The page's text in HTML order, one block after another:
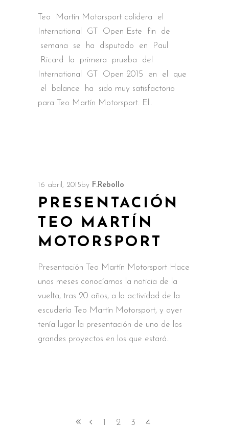
Teo Martín Motorsport colidera el
International GT Open Este fin de
semana se ha disputado en Paul
Ricard la primera prueba del
International GT Open 2015 en el que
el balance ha sido muy satisfactorio
para Teo Martín Motorsport. El
16 abril, 2015 by F.Rebollo
PRESENTACIÓN
TEO MARTÍN
MOTORSPORT
Presentación Teo Martín Motorsport Hace
unos meses conocíamos la noticia de la
vuelta, tras 20 años, a la actividad de la
escudería Teo Martín Motorsport, y ayer
tenía lugar la presentación de uno de los
grandes proyectos en los que estará
2 3 4